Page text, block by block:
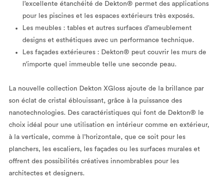
l’excellente étanchéité de Dekton® permet des applications
pour les piscines et les espaces extérieurs très exposés.
Les meubles : tables et autres surfaces d’ameublement
designs et esthétiques avec un performance technique.
Les façades extérieures : Dekton® peut couvrir les murs de
n’importe quel immeuble telle une seconde peau.
La nouvelle collection Dekton XGloss ajoute de la brillance par
son éclat de cristal éblouissant, grâce à la puissance des
nanotechnologies. Des caractéristiques qui font de Dekton® le
choix idéal pour une utilisation en intérieur comme en extérieur,
à la verticale, comme à l’horizontale, que ce soit pour les
planchers, les escaliers, les façades ou les surfaces murales et
offrent des possibilités créatives innombrables pour les
architectes et designers.